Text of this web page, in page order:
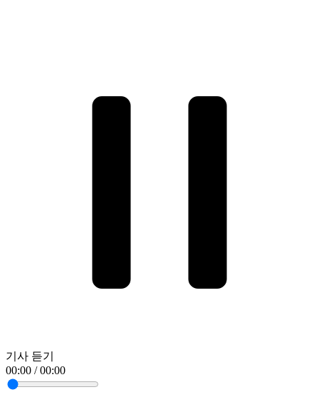
기사 듣기
00:00 / 00:00